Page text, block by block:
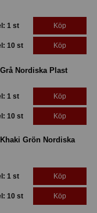
1 st Köp
10 st Köp
Nordiska Plast
1 st Köp
10 st Köp
Grön Nordiska
1 st Köp
10 st Köp